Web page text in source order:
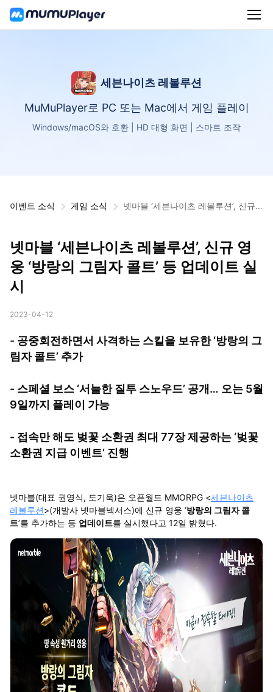
세븐나이츠 레볼루션
MuMuPlayer로 PC 또는 Mac에서 게임 플레이
Windows/macOS와 호환 | HD 대형 화면 | 스마트 조작
이벤트 소식 게임 소식
넷마블 ‘세븐나이츠 레볼루션’, 신규
넷마블 ‘세븐나이츠 레볼루션’, 신규 영
웅 ‘방랑의 그림자 콜트’ 등 업데이트 실
시
2023-04-12
- 공중회전하면서 사격하는 스킬을 보유한 ‘방랑의 그
림자 콜트’ 추가
- 스페셜 보스 ‘서늘한 질투 스노우드’ 공개… 오는 5월
9일까지 플레이 가능
- 접속만 해도 벚꽃 소환권 최대 77장 제공하는 ‘벚꽃
소환권 지급 이벤트’ 진행
넷마블(대표 권영식, 도기욱)은 오픈월드 MMORPG <세븐나이츠
레볼루션>(개발사 넷마블넥서스)에 신규 영웅 ‘방랑의 그림자 콜
트’를 추가하는 등 업데이트를 실시했다고 12일 밝혔다.